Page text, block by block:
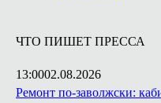
ЧТО ПИШЕТ ПРЕССА
13:0002.08.2026
Ремонт по-заволжски: